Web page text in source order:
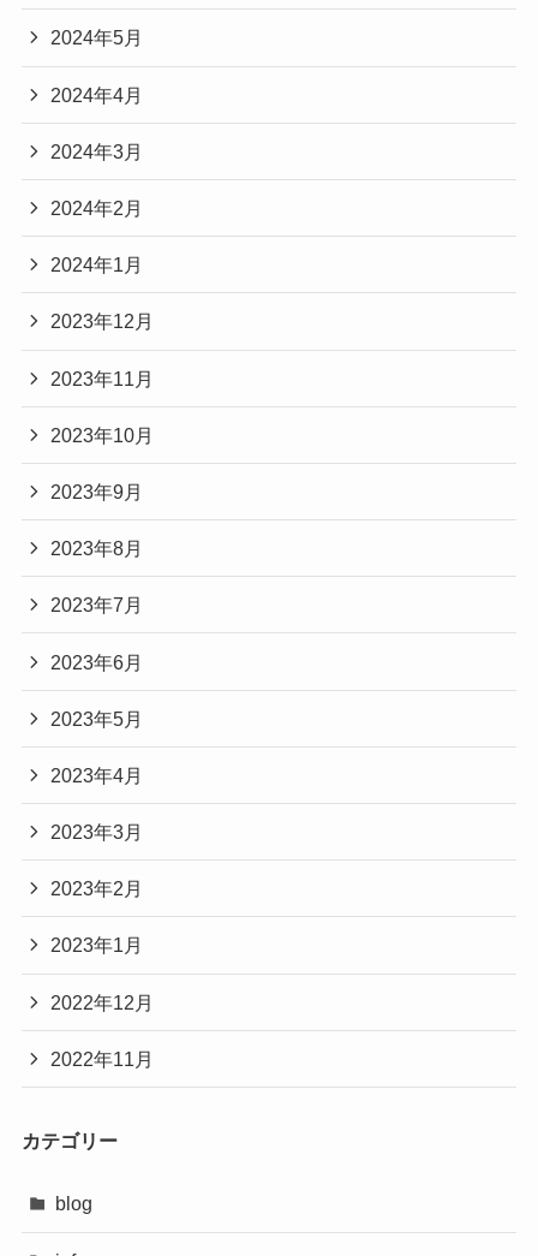
2024年5月
2024年4月
2024年3月
2024年2月
2024年1月
2023年12月
2023年11月
2023年10月
2023年9月
2023年8月
2023年7月
2023年6月
2023年5月
2023年4月
2023年3月
2023年2月
2023年1月
2022年12月
2022年11月
カテゴリー
blog